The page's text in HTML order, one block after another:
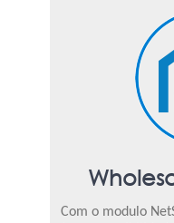
Com o modulo